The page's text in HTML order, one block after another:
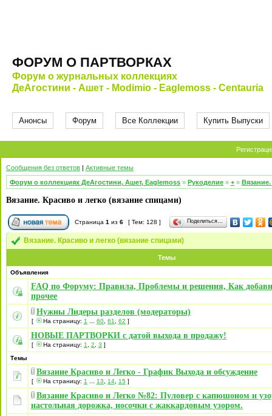
ФОРУМ О ПАРТВОРКАХ
Форум о журнальных коллекциях
ДеАгостини - Ашет - Modimio - Eaglemoss - Centauria
Анонсы Форум Все Коллекции Купить Выпуски
Сообщения без ответов | Активные темы
Форум о коллекциях ДеАгостини, Ашет, Eaglemoss » Рукоделие » + »
Вязание. Красиво и легко (вязание спицами)
Страница 1 из 6 [ Тем: 128 ] Поделиться…
Вязание. Красиво и легко (вязание спицами)
Темы
Объявления
FAQ по Форуму: Правила, Проблемы и решения, Как
прочее
Нужны Лидеры разделов (модераторы)
[ На страницу: 1 60 61 62 ]
НОВЫЕ ПАРТВОРКИ с датой выхода в продажу!
[ На страницу: 1 2 3 ]
Темы
Вязание Красиво и Легко - График Выхода и обсуждение
[ На страницу: 1 13 14 15 ]
Вязание Красиво и Легко №82: Пуловер с капюшоном и
настольная дорожка, носочки с жаккардовым узором.